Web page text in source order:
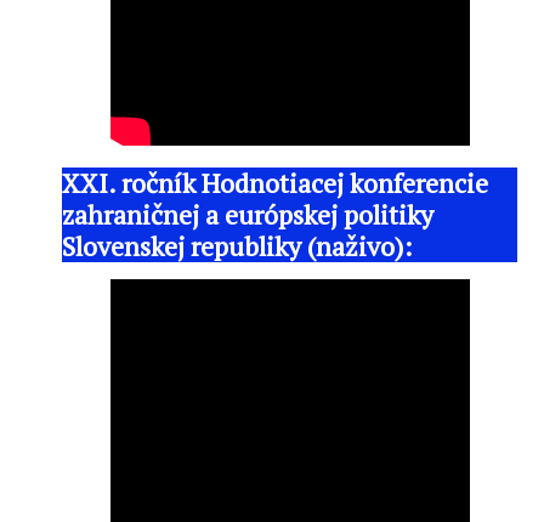
XXI. ročník Hodnotiacej konferencie
zahraničnej a európskej politiky
Slovenskej republiky (naživo):